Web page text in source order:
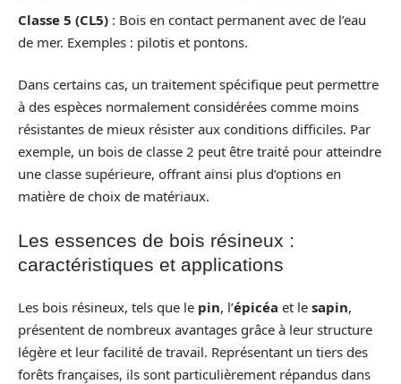
Classe 5 (CL5) : Bois en contact permanent avec de l’eau
de mer. Exemples : pilotis et pontons.
Dans certains cas, un traitement spécifique peut permettre
à des espèces normalement considérées comme moins
résistantes de mieux résister aux conditions difficiles. Par
exemple, un bois de classe 2 peut être traité pour atteindre
une classe supérieure, offrant ainsi plus d’options en
matière de choix de matériaux.
Les essences de bois résineux :
caractéristiques et applications
Les bois résineux, tels que le pin, l’épicéa et le sapin,
présentent de nombreux avantages grâce à leur structure
légère et leur facilité de travail. Représentant un tiers des
forêts françaises, ils sont particulièrement répandus dans